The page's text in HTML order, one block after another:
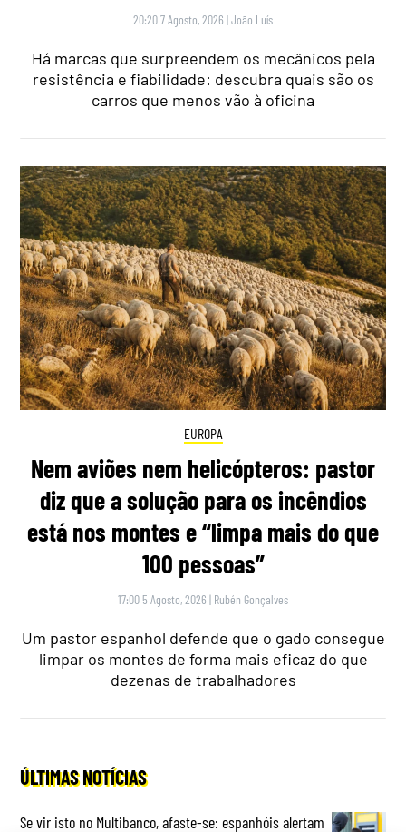
20:20 7 Agosto, 2026 |João Luís
Há marcas que surpreendem os mecânicos pela
resistência e fiabilidade: descubra quais são os
carros que menos vão à oficina
EUROPA
Nem aviões nem helicópteros: pastor
diz que a solução para os incêndios
está nos montes e “limpa mais do que
100 pessoas”
17:00 5 Agosto, 2026 | Rubén Gonçalves
Um pastor espanhol defende que o gado consegue
limpar os montes de forma mais eficaz do que
dezenas de trabalhadores
ÚLTIMAS NOTÍCIAS
Se vir isto no Multibanco, afaste-se: espanhóis alertam